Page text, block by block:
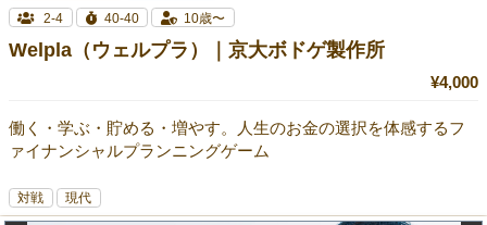
2-4
40-40 10歳〜
Welpla（ウェルプラ）｜京大ボドゲ製作所
¥4,000
働く・学ぶ・貯める・増やす。人生のお金の選択を体感するフ
ァイナンシャルプランニングゲーム
対戦 現代